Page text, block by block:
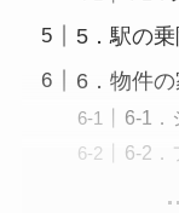
5．駅の
6．物件
6-1．
6-2．